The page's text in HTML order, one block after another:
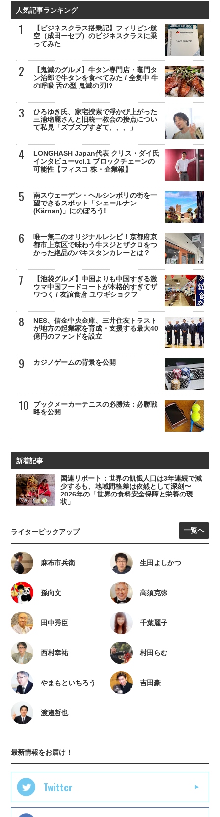
人気記事ランキング
【ビジネスクラス搭乗記】フィリピン航
空（成田ーセブ）のビジネスクラスに乗
ってみた
【鬼滅のグルメ】牛タン専門店・竈門タ
ン治郎で牛タンを食べてみた / 全集中 牛
の呼吸 舌の型 鬼滅の刃!?
ひろゆき氏、家宅捜索で浮かび上がった
三浦瑠麗さんと旧統一教会の接点につい
て私見「ズブズブすぎて、、、」
LONGHASH Japan代表 クリス・ダイ氏
インタビューvol.1 ブロックチェーンの
可能性【フィスコ 株・企業報】
南スウェーデン・ヘルシンボリの街を一
望できるスポット「シェールナン
(Kärnan)」にのぼろう!
唯一無二のオリジナルレシピ！京都府京
都市上京区で味わう牛スジとザクロをつ
かった絶品のパキスタンカレーとは？
【池袋グルメ】中国よりも中国すぎる激
ウマ中国フードコートが本格的すぎてザ
ワつく / 友誼食府 ユウギショクフ
NES、信金中央金庫、三井住友トラスト
が地方の起業家を育成・支援する最大40
億円のファンドを設立
カジノゲームの背景を公開
ブックメーカーテニスの必勝法：必勝戦
略を公開
新着記事
国連リポート：世界の飢餓人口は3年連続で減
少するも、地域間格差は依然として深刻〜
2026年の「世界の食料安全保障と栄養の現
状」
ライターピックアップ 一覧へ
麻布市兵衛 生田よしかつ
孫向文 高須克弥
田中秀臣 千葉麗子
西村幸祐 村田らむ
やまもといちろう 吉田豪
渡邉哲也
最新情報をお届け！
Twitter